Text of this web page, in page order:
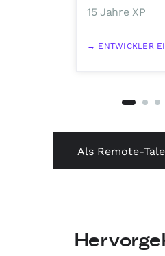
15 Jahre XP
ENTWICKLER
Als Remote-